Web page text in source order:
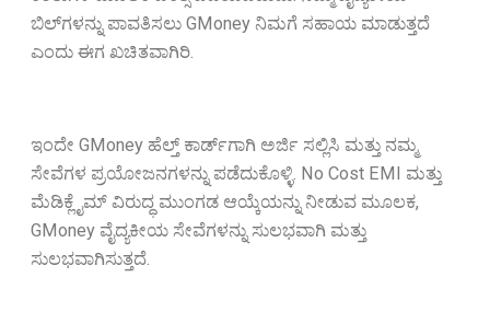
ಬಿಲ್‌ಗಳನ್ನು ಪಾವತಿಸಲು GMoney ನಿಮಗೆ ಸಹಾಯ ಮಾಡುತ್ತದೆ
ಎಂದು ಈಗ ಖಚಿತವಾಗಿರಿ.
ಇಂದೇ GMoney ಹೆಲ್ತ್ ಕಾರ್ಡ್‌ಗಾಗಿ ಅರ್ಜಿ ಸಲ್ಲಿಸಿ ಮತ್ತು ನಮ್ಮ
ಸೇವೆಗಳ ಪ್ರಯೋಜನಗಳನ್ನು ಪಡೆದುಕೊಳ್ಳಿ. No Cost EMI ಮತ್ತು
ಮೆಡಿಕ್ಲೈಮ್ ವಿರುದ್ಧ ಮುಂಗಡ ಆಯ್ಕೆಯನ್ನು ನೀಡುವ ಮೂಲಕ,
GMoney ವೈದ್ಯಕೀಯ ಸೇವೆಗಳನ್ನು ಸುಲಭವಾಗಿ ಮತ್ತು
ಸುಲಭವಾಗಿಸುತ್ತದೆ.